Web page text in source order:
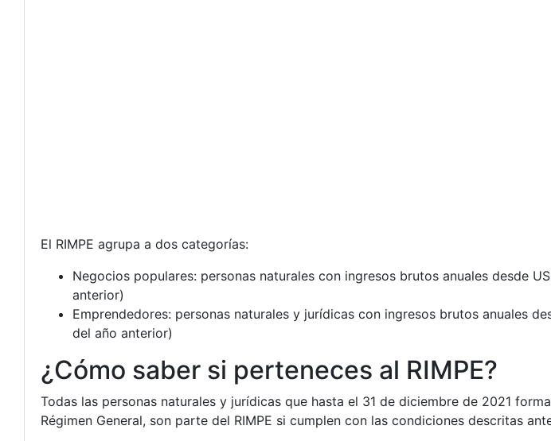
El RIMPE agrupa a dos categorías:
Negocios populares: personas naturales con ingresos brutos anuales desde
anterior)
Emprendedores: personas naturales y jurídicas con ingresos brutos anuales
del año anterior)
¿Cómo saber si perteneces al RIMPE?
Todas las personas naturales y jurídicas que hasta el 31 de diciembre de 2021
Régimen General, son parte del RIMPE si cumplen con las condiciones descritas